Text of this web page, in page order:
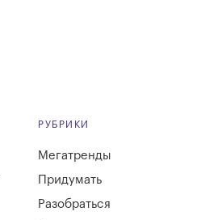
РУБРИКИ
Мегатренды
Придумать
Разобраться